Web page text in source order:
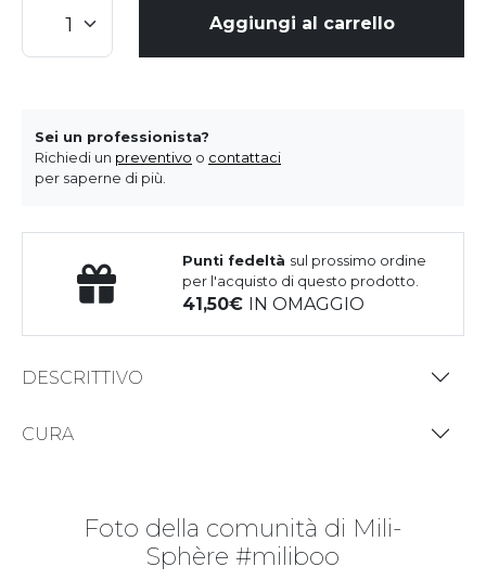
Aggiungi al carrello
Sei un professionista?
Richiedi un preventivo o contattaci
per saperne di più.
Punti fedeltà sul prossimo ordine
per l'acquisto di questo prodotto.
41,50 IN OMAGGIO
DESCRITTIVO
CURA
Foto della comunità di Mili-
Sphère #miliboo